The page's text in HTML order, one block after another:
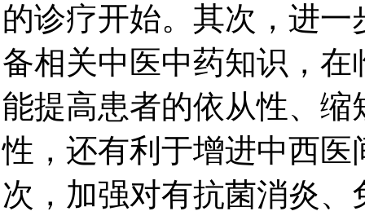
的诊疗开始。其次，进一
备相关中医中药知识，
能提高患者的依从性、
性，还有利于增进中西
次，加强对有抗菌消炎